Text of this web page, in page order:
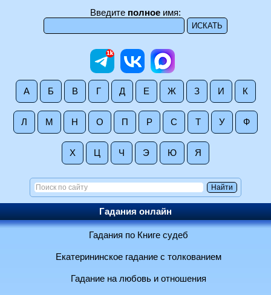
Введите полное имя:
А Б В Г Д Е Ж З И К
Л М Н О П Р С Т У Ф
Х Ц Ч Э Ю Я
Гадания онлайн
Гадания по Книге судеб
Екатерининское гадание с толкованием
Гадание на любовь и отношения